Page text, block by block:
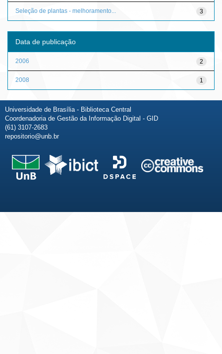
3
Seleção de plantas - melhoramento...
Data de publicação
2
2006
1
2008
Universidade de Brasília - Biblioteca Central
Coordenadoria de Gestão da Informação Digital - GID
(61) 3107-2683
repositorio@unb.br